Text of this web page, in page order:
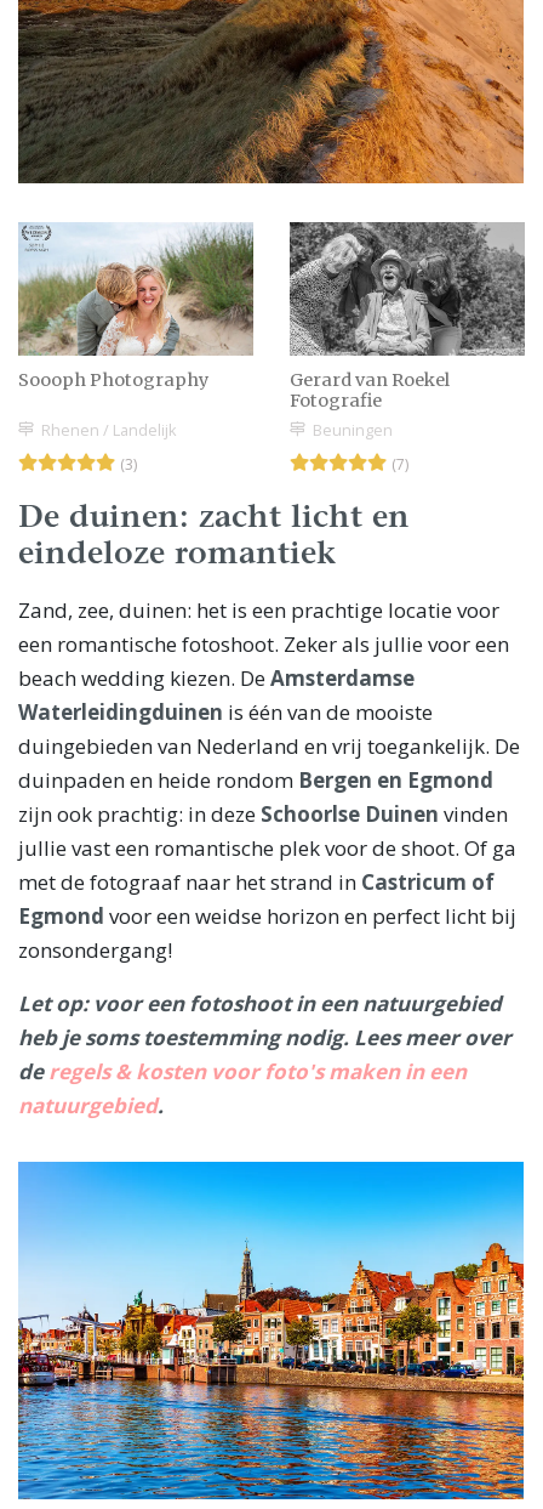
Soooph Photography
Rhenen / Landelijk
(3)
Gerard van Roekel
Fotografie
Beuningen
(7)
De duinen: zacht licht en
eindeloze romantiek
Zand, zee, duinen: het is een prachtige locatie voor
een romantische fotoshoot. Zeker als jullie voor een
beach wedding kiezen. DeAmsterdamse
Waterleidingduinen is één van de mooiste
duingebieden van Nederland en vrij toegankelijk. De
duinpaden en heide rondom Bergen en Egmond
zijn ook prachtig: in deze Schoorlse Duinen vinden
jullie vast een romantische plek voor de shoot. Of ga
met de fotograaf naar het strand in Castricum of
Egmond voor een weidse horizon en perfect licht bij
zonsondergang!
Let op: voor een fotoshoot in een natuurgebied
heb je soms toestemming nodig. Lees meer over
deregels & kosten voor foto's maken in een
natuurgebied.